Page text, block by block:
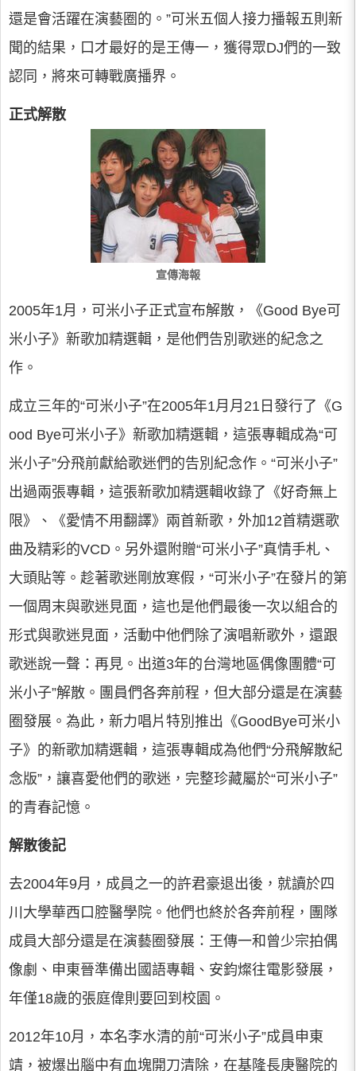
還是會活躍在演藝圈的。”可米五個人接力播報五則新
聞的結果，口才最好的是王傳一，獲得眾DJ們的一致
認同，將來可轉戰廣播界。
正式解散
宣傳海報
2005年1月，可米小子正式宣布解散，《Good Bye可
米小子》新歌加精選輯，是他們告別歌迷的紀念之
作。
成立三年的“可米小子”在2005年1月月21日發行了《G
ood Bye可米小子》新歌加精選輯，這張專輯成為“可
米小子”分飛前獻給歌迷們的告別紀念作。“可米小子”
出過兩張專輯，這張新歌加精選輯收錄了《好奇無上
限》、《愛情不用翻譯》兩首新歌，外加12首精選歌
曲及精彩的VCD。另外還附贈“可米小子”真情手札、
大頭貼等。趁著歌迷剛放寒假，“可米小子”在發片的第
一個周末與歌迷見面，這也是他們最後一次以組合的
形式與歌迷見面，活動中他們除了演唱新歌外，還跟
歌迷說一聲：再見。出道3年的台灣地區偶像團體“可
米小子”解散。團員們各奔前程，但大部分還是在演藝
圈發展。為此，新力唱片特別推出《GoodBye可米小
子》的新歌加精選輯，這張專輯成為他們“分飛解散紀
念版”，讓喜愛他們的歌迷，完整珍藏屬於“可米小子”
的青春記憶。
解散後記
去2004年9月，成員之一的許君豪退出後，就讀於四
川大學華西口腔醫學院。他們也終於各奔前程，團隊
成員大部分還是在演藝圈發展：王傳一和曾少宗拍偶
像劇、申東晉準備出國語專輯、安鈞燦往電影發展，
年僅18歲的張庭偉則要回到校園。
2012年10月，本名李水清的前“可米小子”成員申東
靖，被爆出腦中有血塊開刀清除，在基隆長庚醫院的